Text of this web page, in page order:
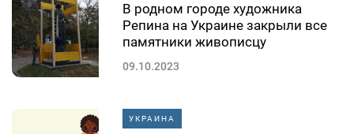
В родном городе художника
Репина на Украине закрыли все
памятники живописцу
09.10.2023
УКРАИНА